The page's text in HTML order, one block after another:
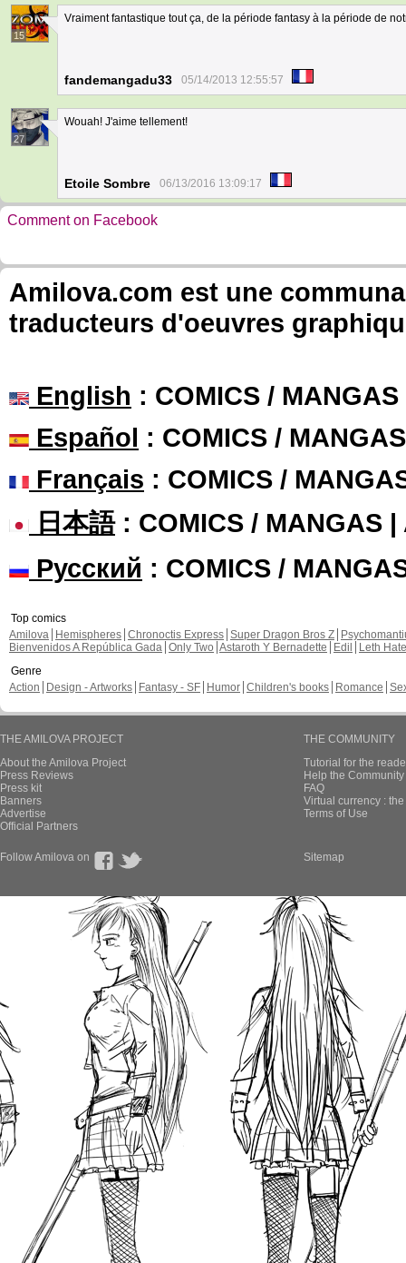
15
Vraiment fantastique tout ça, de la période fantasy à la période de
fandemangadu33 05/14/2013 12:55:57
27
Wouah! J'aime tellement!
Etoile Sombre 06/13/2016 13:09:17
Comment on Facebook
Amilova.com est une
traducteurs d'oeuvres
English : COMICS /
Español : COMICS /
Français : COMICS /
日本語: COMICS / MANGAS |
Русский : COMICS /
Top comics
Amilova
Hemispheres Chronoctis Express Super Dragon Bros Z
Bienvenidos A República Gada Only Two Astaroth Y Bernadette Edil
Leth Hate
Genre
Action
Design - Artworks Fantasy - SF Humor Children's books Romance
THE AMILOVA PROJECT
About the Amilova Project
Press Reviews
Press kit
Banners
Advertise
Official Partners
THE COMMUNITY
Tutorial for the
Help the
FAQ
Virtual currency :
Terms of Use
Follow Amilova on Sitemap